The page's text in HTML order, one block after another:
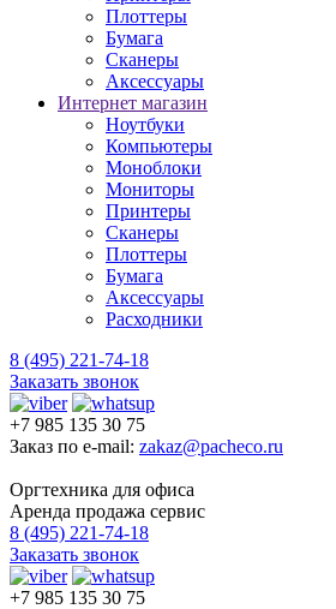
Плоттеры
Бумага
Сканеры
Аксессуары
Интернет магазин
Ноутбуки
Компьютеры
Моноблоки
Мониторы
Принтеры
Сканеры
Плоттеры
Бумага
Аксессуары
Расходники
8 (495) 221-74-18
Заказать звонок
+7 985 135 30 75
Заказ по e-mail: zakaz@pacheco.ru
Оргтехника для офиса
Аренда продажа сервис
8 (495) 221-74-18
Заказать звонок
+7 985 135 30 75